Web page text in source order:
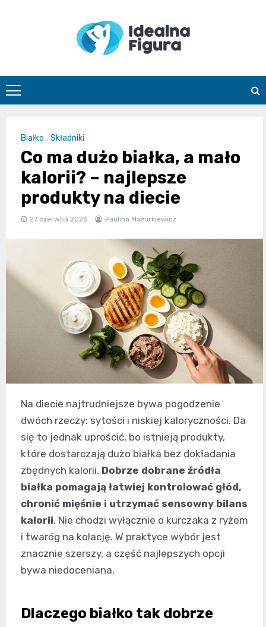
Białko ,Składniki
Co ma dużo białka, a mało
kalorii? – najlepsze
produkty na diecie
27 czerwca 2026 Paulina Mazurkiewicz
Na diecie najtrudniejsze bywa pogodzenie
dwóch rzeczy: sytości i niskiej kaloryczności. Da
się to jednak uprościć, bo istnieją produkty,
które dostarczają dużo białka bez dokładania
zbędnych kalorii. Dobrze dobrane źródła
białka pomagają łatwiej kontrolować głód,
chronić mięśnie i utrzymać sensowny bilans
kalorii. Nie chodzi wyłącznie o kurczaka z ryżem
i twaróg na kolację. W praktyce wybór jest
znacznie szerszy, a część najlepszych opcji
bywa niedoceniana.
Dlaczego białko tak dobrze